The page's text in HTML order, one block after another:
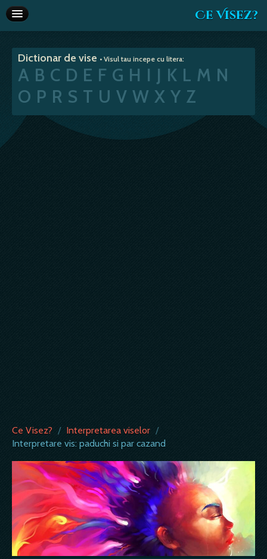
Ce Visez?
Interpretare vise
Articole
Va recomandam
Dictionar de vise • Visul tau incepe cu litera:
A B C D E F G H I J K L M N
O P R S T U V W X Y Z
Ce Visez? / Interpretarea viselor /
Interpretare vis: paduchi si par cazand